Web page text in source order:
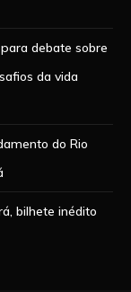
debate sobre
da vida
do Rio
bilhete inédito